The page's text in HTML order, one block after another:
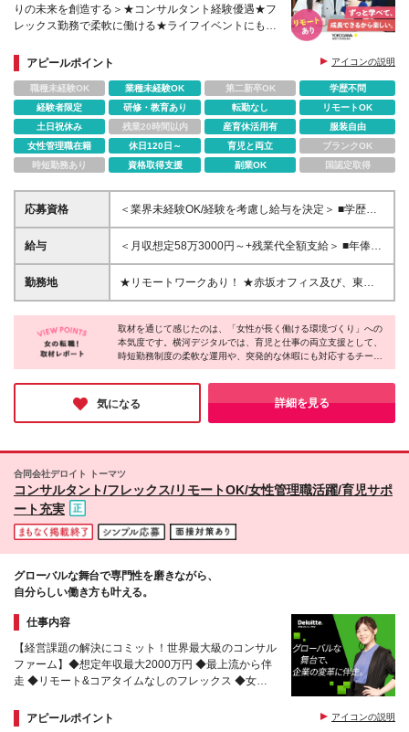
りの未来を創造する＞★コンサルタント経験優遇★フ
レックス勤務で柔軟に働ける★ライフイベントにも対
アピールポイント
アイコンの説明
職種未経験OK 業種未経験OK 第二新卒OK
学歴不問
経験者限定
研修・教育あり 転勤なし
リモートOK
土日祝休み
残業20時間以内 産育休活用有
服装自由
女性管理職在籍
休日120日～ 育児と両立
ブランクOK
時短勤務あり
資格取得支援 副業OK 国認定取得
応募資格
＜業界未経験OK/経験を考慮し給与を決定＞ ■学歴不
問 ■コンサルタントとしての経験をお持ちの方 →IT業
界や製造業での経験があれば歓迎します！ ＜求める
レンジする意欲がある方 □製造業の発展に貢献したい
という意欲がある方 □顧客と深く向き合い、本質的な
給与
＜月収想定58万3000円～+残業代全額支給＞ ■年俸制
(12分割)： 700万円～1200万円 ※経験・スキルを考
慮し決定します ※残業代は別途支給します ※試用期間
年収1200万円～2000万円を想定しています。 ※管理
職としての採用の場合は残業代が発生しません
勤務地
★リモートワークあり！ ★赤坂オフィス及び、東京
都内の各プロジェクト先にて勤務していただきます ■
赤坂オフィス 東京都港区元赤坂1丁目3-13 赤坂センタ
ービルディング15階 ※転居を伴う転勤なし ※週4出
社・週1リモートの体制でハイブリッドワークを行っ
ています！ 【出張】 ・国内出張：１～４回／月 ・海
外出張：０～１回／年 (変更の範囲)上記を除く当社関
連勤務地
取材を通じて感じたのは、「女性が長く働ける環境づくり」への
本気度です。横河デジタルでは、育児と仕事の両立支援として、
時短勤務制度の柔軟な運用や、突発的な休暇にも対応するチーム
体制が整備されています。その背景には、女性の活躍を推進する
企業の姿勢があります。実際に女性社員が数多く活躍しており、
取材に応じてくれた社員は生き生きと仕事の魅力を語ってくれま
した。まさしく、「頑張る女性を応援する企業」です！
気になる 詳細を見る
合同会社デロイト トーマツ
コンサルタント/フレックス/リモートOK/女性管理職活躍/育児サポ
ート充実
グローバルな舞台で専門性を磨きながら、
自分らしい働き方も叶える。
仕事内容
【経営課題の解決にコミット！世界最大級のコンサル
ファーム】◆想定年収最大2000万円 ◆最上流から伴
走 ◆リモート&コアタイムなしのフレックス ◆女性
アピールポイント
アイコンの説明